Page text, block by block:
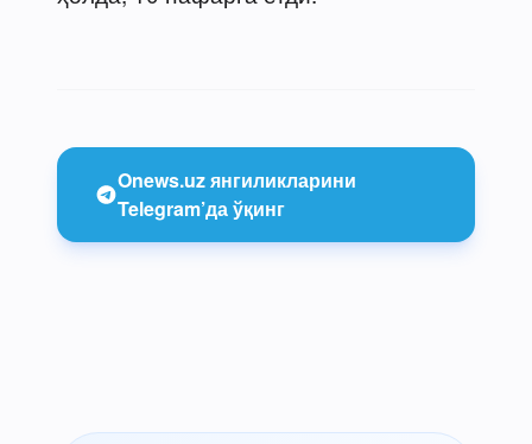
Onews.uz янгиликларини
Telegram’да ўқинг